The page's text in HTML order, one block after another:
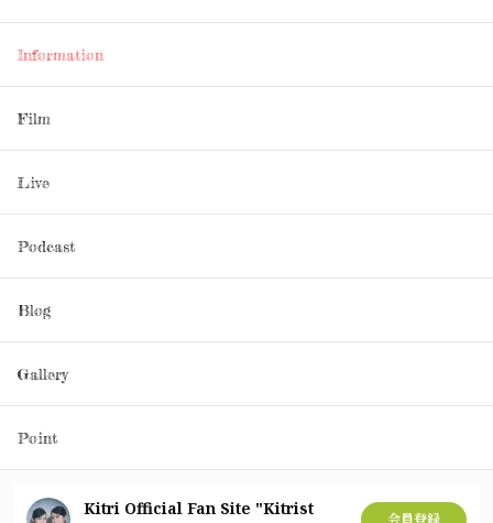
Information
Film
Live
Podcast
Blog
Gallery
Point
Kitri Official Fan Site "Kitrist
会員登録